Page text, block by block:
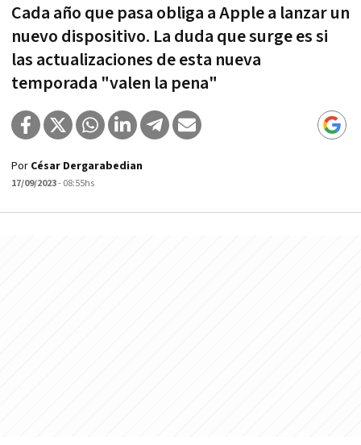
Cada año que pasa obliga a Apple a lanzar un
nuevo dispositivo. La duda que surge es si
las actualizaciones de esta nueva
temporada "valen la pena"
Por César Dergarabedian
17/09/2023- 08:55hs